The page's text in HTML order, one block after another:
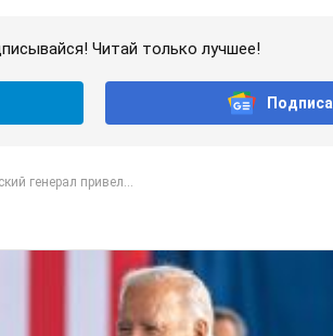
Читай только лучшее!
генерал привел...